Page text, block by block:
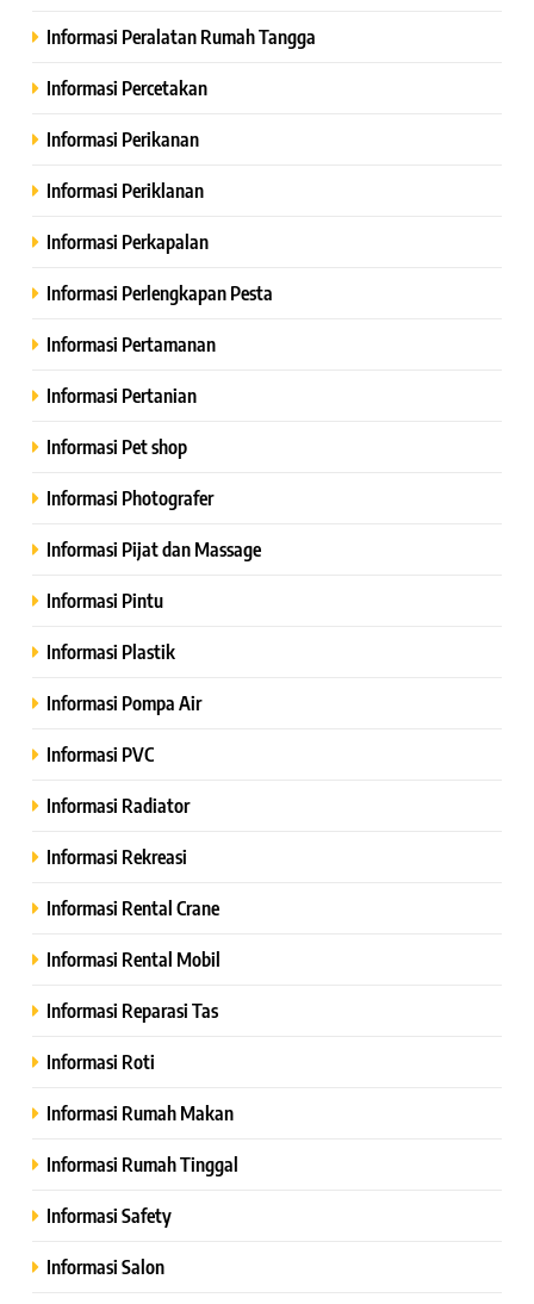
Informasi Peralatan Rumah Tangga
Informasi Percetakan
Informasi Perikanan
Informasi Periklanan
Informasi Perkapalan
Informasi Perlengkapan Pesta
Informasi Pertamanan
Informasi Pertanian
Informasi Pet shop
Informasi Photografer
Informasi Pijat dan Massage
Informasi Pintu
Informasi Plastik
Informasi Pompa Air
Informasi PVC
Informasi Radiator
Informasi Rekreasi
Informasi Rental Crane
Informasi Rental Mobil
Informasi Reparasi Tas
Informasi Roti
Informasi Rumah Makan
Informasi Rumah Tinggal
Informasi Safety
Informasi Salon